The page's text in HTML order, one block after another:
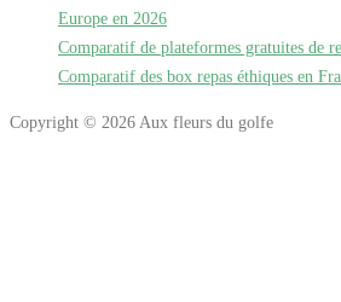
Europe en 2026
Comparatif de plateformes gratuites de
Comparatif des box repas éthiques en
Copyright © 2026 Aux fleurs du golfe